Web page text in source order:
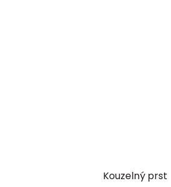
Kouzelný prst